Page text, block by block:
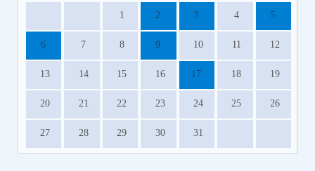
1 2 3 4 5
6 7 8 9 10 11 12
13 14 15 16 17 18 19
20 21 22 23 24 25 26
27 28 29 30 31